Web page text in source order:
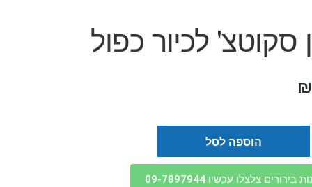
לכיור כפול
₪
₪39.
הוספה לסל
בירורים צלצלו עכשיו 09-7897944